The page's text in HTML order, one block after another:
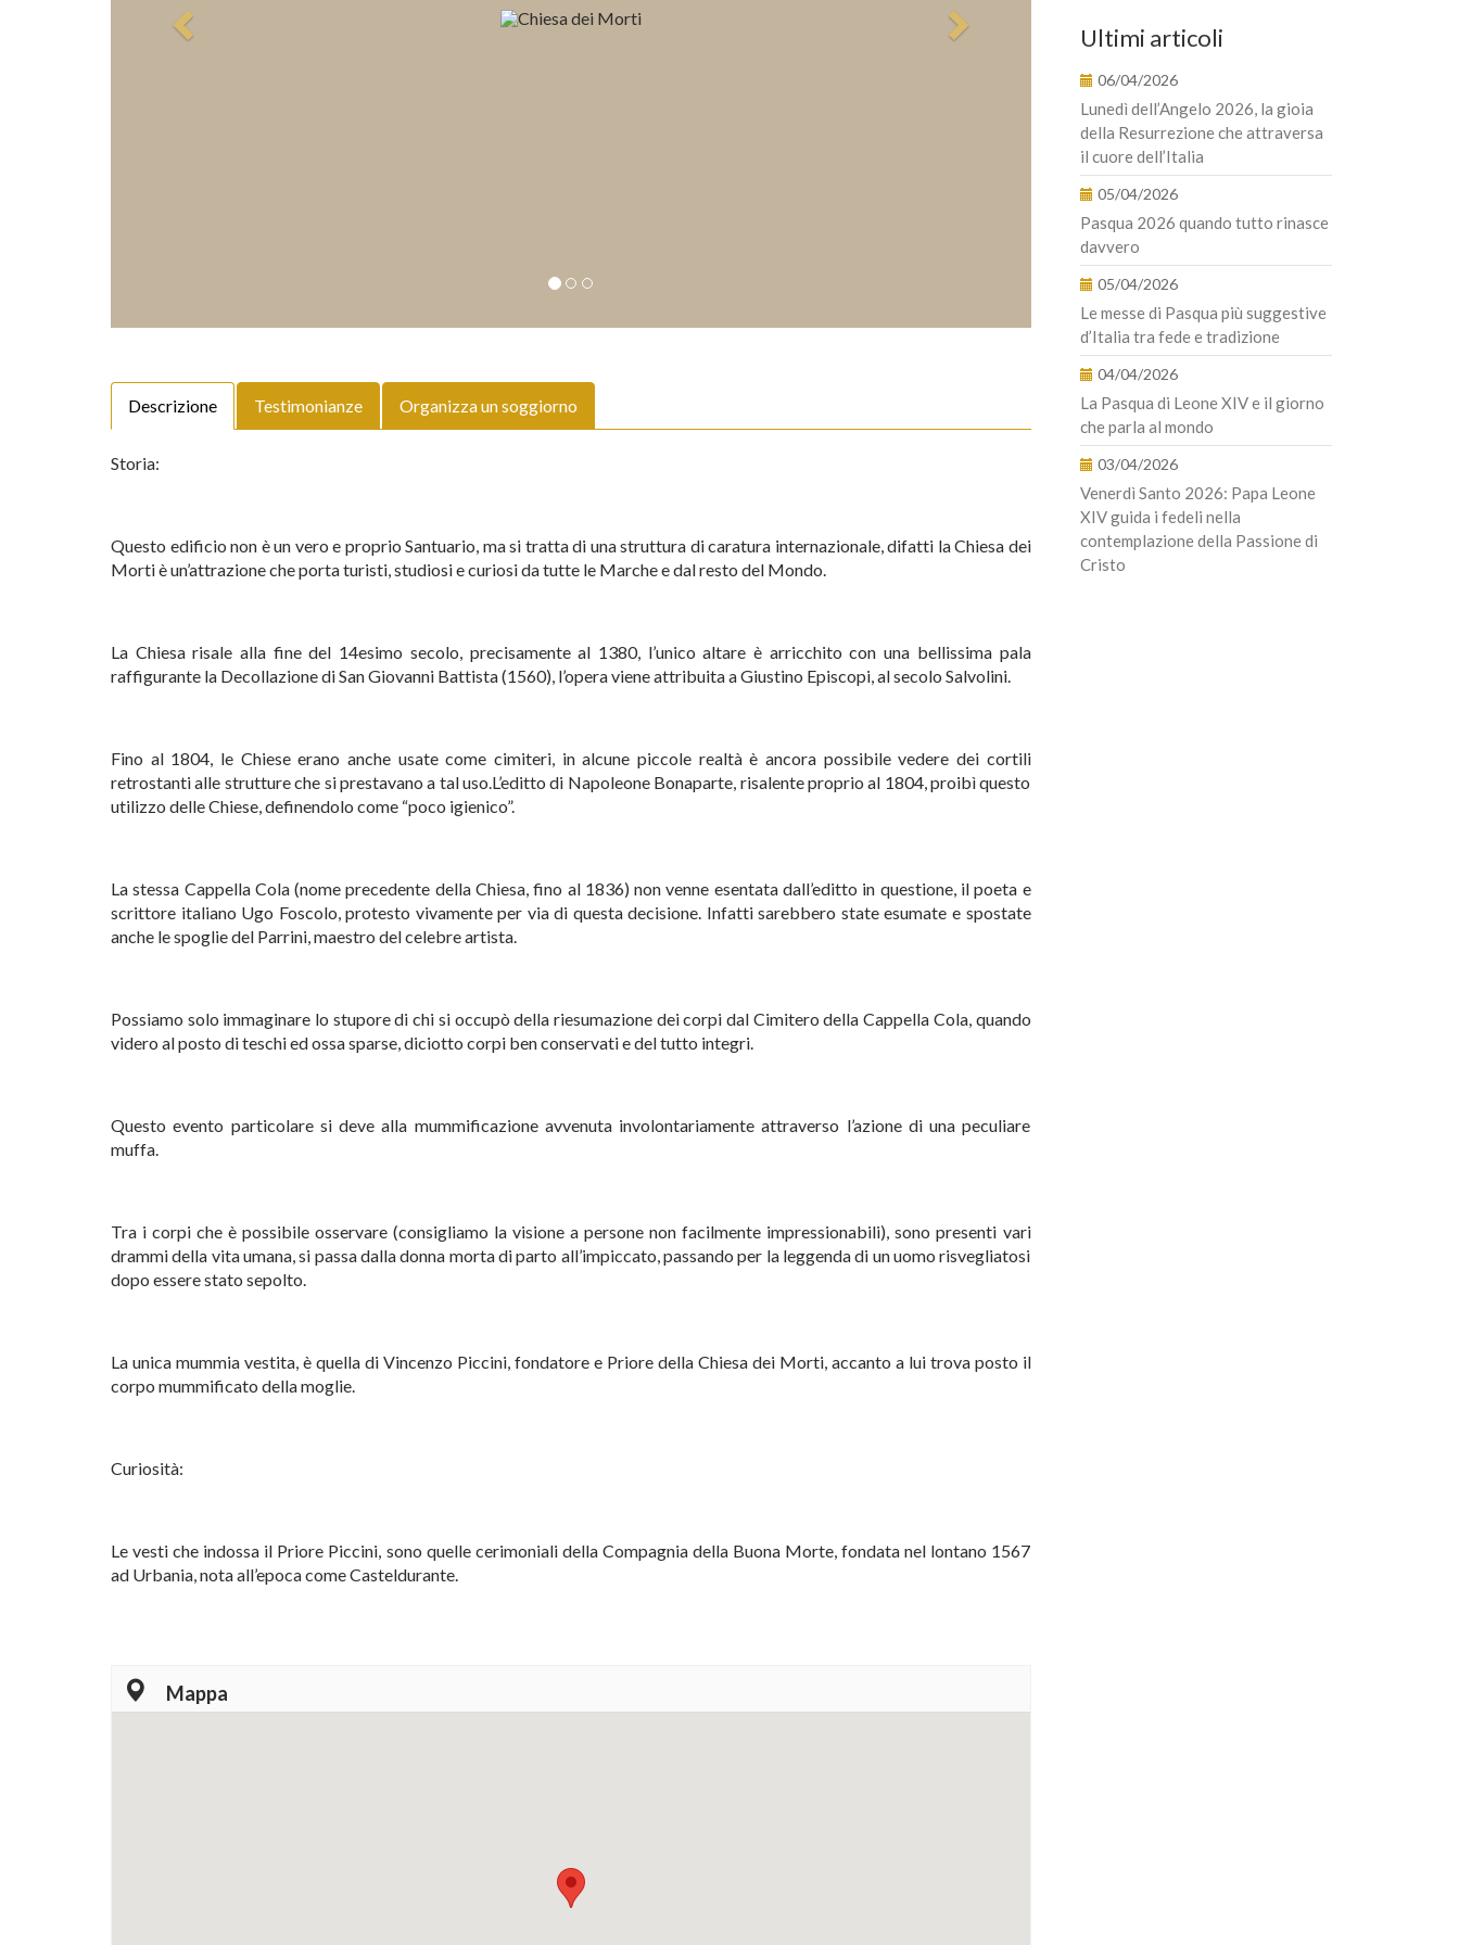
Descrizione Testimonianze Organizza un soggiorno
Storia:
Questo edificio non è un vero e proprio Santuario, ma si tratta di una struttura di caratura internazionale, difatti la Chiesa dei
Morti è un’attrazione che porta turisti, studiosi e curiosi da tutte le Marche e dal resto del Mondo.
La Chiesa risale alla fine del 14esimo secolo, precisamente al 1380, l’unico altare è arricchito con una bellissima pala
raffigurante la Decollazione di San Giovanni Battista (1560), l’opera viene attribuita a Giustino Episcopi, al secolo Salvolini.
Fino al 1804, le Chiese erano anche usate come cimiteri, in alcune piccole realtà è ancora possibile vedere dei cortili
retrostanti alle strutture che si prestavano a tal uso.L’editto di Napoleone Bonaparte, risalente proprio al 1804, proibì questo
utilizzo delle Chiese, definendolo come “poco igienico”.
La stessa Cappella Cola (nome precedente della Chiesa, fino al 1836) non venne esentata dall’editto in questione, il poeta e
scrittore italiano Ugo Foscolo, protesto vivamente per via di questa decisione. Infatti sarebbero state esumate e spostate
anche le spoglie del Parrini, maestro del celebre artista.
Possiamo solo immaginare lo stupore di chi si occupò della riesumazione dei corpi dal Cimitero della Cappella Cola, quando
videro al posto di teschi ed ossa sparse, diciotto corpi ben conservati e del tutto integri.
Questo evento particolare si deve alla mummificazione avvenuta involontariamente attraverso l’azione di una peculiare
muffa.
Tra i corpi che è possibile osservare (consigliamo la visione a persone non facilmente impressionabili), sono presenti vari
drammi della vita umana, si passa dalla donna morta di parto all’impiccato, passando per la leggenda di un uomo risvegliatosi
dopo essere stato sepolto.
La unica mummia vestita, è quella di Vincenzo Piccini, fondatore e Priore della Chiesa dei Morti, accanto a lui trova posto il
corpo mummificato della moglie.
Curiosità:
Le vesti che indossa il Priore Piccini, sono quelle cerimoniali della Compagnia della Buona Morte, fondata nel lontano 1567
ad Urbania, nota all’epoca come Casteldurante.
Mappa
Ultimi articoli
06/04/2026
Lunedì dell’Angelo 2026, la gioia
della Resurrezione che attraversa
il cuore dell’Italia
05/04/2026
Pasqua 2026 quando tutto rinasce
davvero
05/04/2026
Le messe di Pasqua più suggestive
d’Italia tra fede e tradizione
04/04/2026
La Pasqua di Leone XIV e il giorno
che parla al mondo
03/04/2026
Venerdì Santo 2026: Papa Leone
XIV guida i fedeli nella
contemplazione della Passione di
Cristo